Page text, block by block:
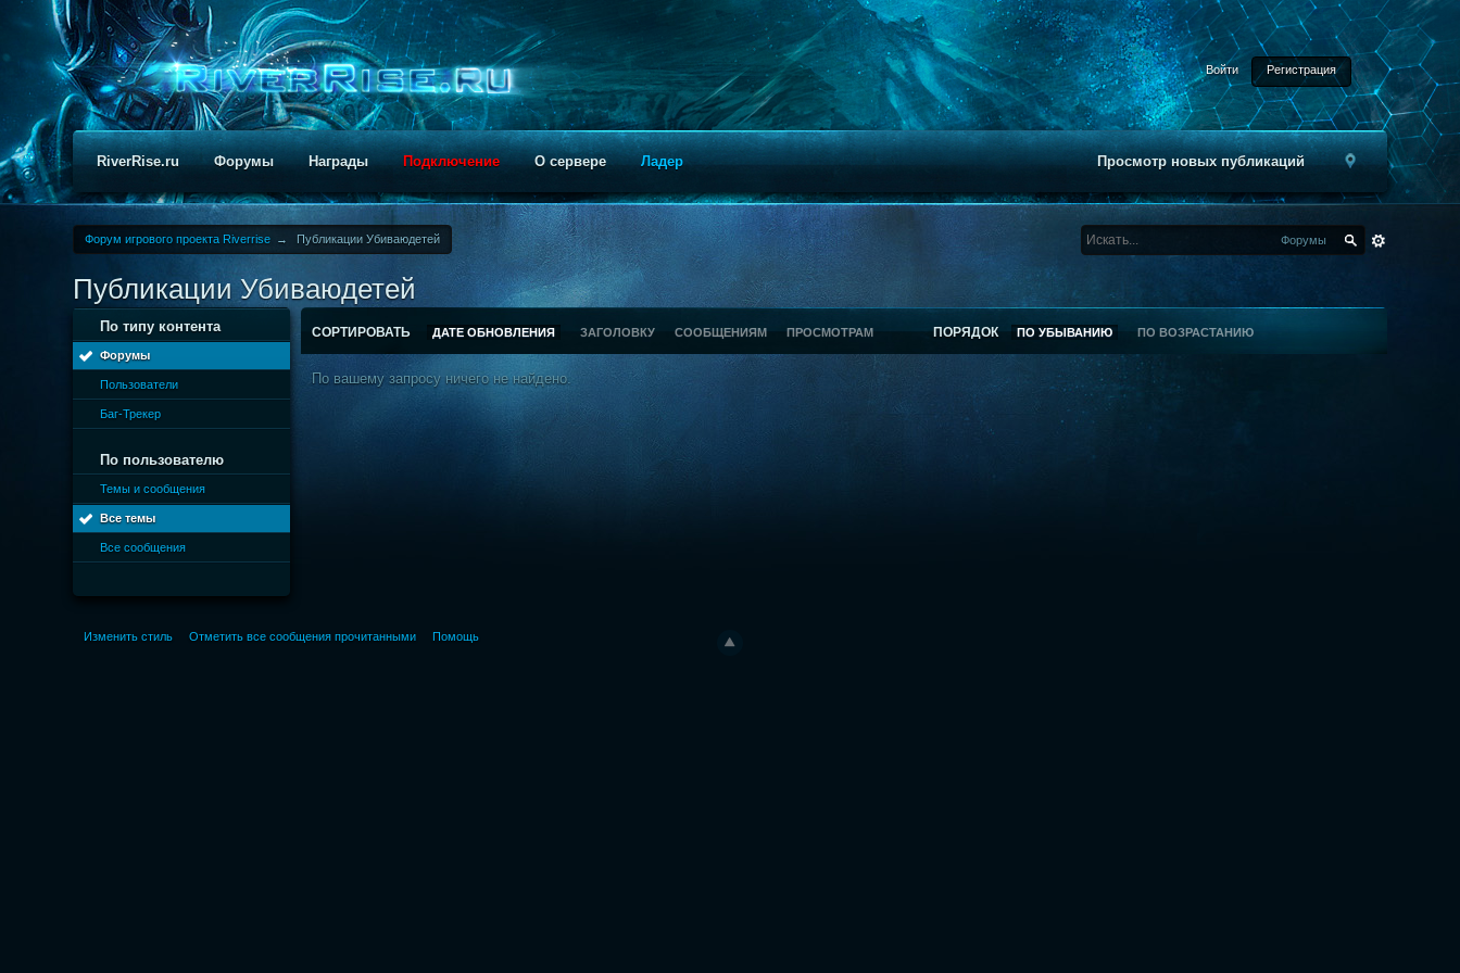
Войти Регистрация
Просмотр новых публикаций
RiverRise.ru Форумы Награды Подключение О сервере Ладер
Форум игрового проекта Riverrise → Публикации Убиваюдетей Форумы
Публикации Убиваюдетей
По типу контента
Форумы
Пользователи
Баг-Трекер
По пользователю
Темы и сообщения
Все темы
Все сообщения
СОРТИРОВАТЬ ДАТЕ ОБНОВЛЕНИЯ ЗАГОЛОВКУ СООБЩЕНИЯМ ПРОСМОТРАМ ПОРЯДОК ПО УБЫВАНИЮ ПО ВОЗРАСТАНИЮ
По вашему запросу ничего не найдено.
Изменить стиль Отметить все сообщения прочитанными Помощь